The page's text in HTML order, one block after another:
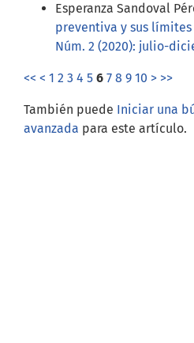
Esperanza Sandoval
preventiva y sus límites
Núm. 2 (2020): julio-
<< < 1 2 3 4 5 6 7 8 9 10 > >>
También puede Iniciar una
avanzada para este artículo.